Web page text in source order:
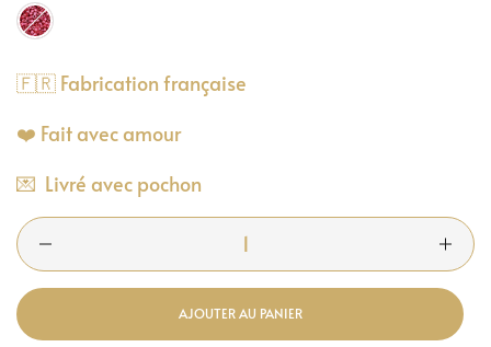
🇫🇷 Fabrication française
❤️ Fait avec amour
💌 Livré avec pochon
AJOUTER AU PANIER